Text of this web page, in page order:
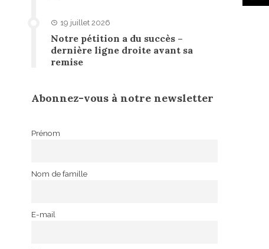
19 juillet 2026
Notre pétition a du succès –
dernière ligne droite avant sa
remise
Abonnez-vous à notre newsletter
Prénom
Nom de famille
E-mail